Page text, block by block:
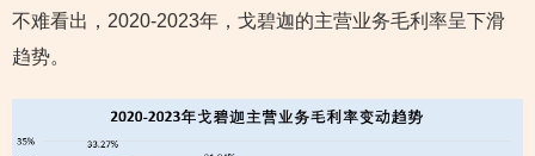
不难看出，2020-2023年，戈碧迦的主营业务毛利率呈下滑
趋势。